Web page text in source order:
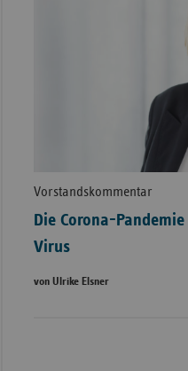
Vorstandskommentar
Die Corona-
Virus
von Ulrike Elsner